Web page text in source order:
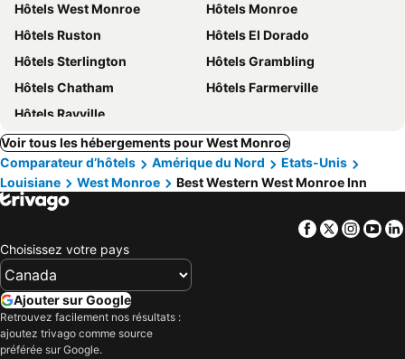
Hôtels West Monroe
Hôtels Monroe
Hôtels Ruston
Hôtels El Dorado
Hôtels Sterlington
Hôtels Grambling
Hôtels Chatham
Hôtels Farmerville
Hôtels Rayville
Voir tous les hébergements pour West Monroe
Comparateur d’hôtels
Amérique du Nord
Etats-Unis
Louisiane
West Monroe Best Western West Monroe Inn
Facebook
Twitter
Choisissez votre pays
Ajouter sur Google
Retrouvez facilement nos résultats :
ajoutez trivago comme source
préférée sur Google.